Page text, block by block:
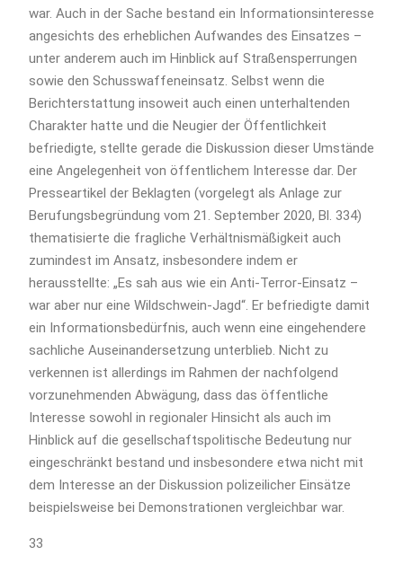
war. Auch in der Sache bestand ein Informationsinteresse
angesichts des erheblichen Aufwandes des Einsatzes –
unter anderem auch im Hinblick auf Straßensperrungen
sowie den Schusswaffeneinsatz. Selbst wenn die
Berichterstattung insoweit auch einen unterhaltenden
Charakter hatte und die Neugier der Öffentlichkeit
befriedigte, stellte gerade die Diskussion dieser Umstände
eine Angelegenheit von öffentlichem Interesse dar. Der
Presseartikel der Beklagten (vorgelegt als Anlage zur
Berufungsbegründung vom 21. September 2020, Bl. 334)
thematisierte die fragliche Verhältnismäßigkeit auch
zumindest im Ansatz, insbesondere indem er
herausstellte: „Es sah aus wie ein Anti-Terror-Einsatz –
war aber nur eine Wildschwein-Jagd“. Er befriedigte damit
ein Informationsbedürfnis, auch wenn eine eingehendere
sachliche Auseinandersetzung unterblieb. Nicht zu
verkennen ist allerdings im Rahmen der nachfolgend
vorzunehmenden Abwägung, dass das öffentliche
Interesse sowohl in regionaler Hinsicht als auch im
Hinblick auf die gesellschaftspolitische Bedeutung nur
eingeschränkt bestand und insbesondere etwa nicht mit
dem Interesse an der Diskussion polizeilicher Einsätze
beispielsweise bei Demonstrationen vergleichbar war.
33